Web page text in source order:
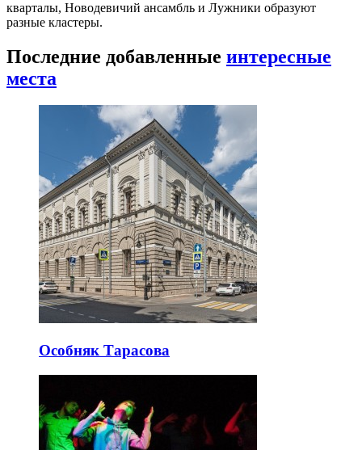
кварталы, Новодевичий ансамбль и Лужники образуют
разные кластеры.
Последние добавленные интересные
места
Особняк Тарасова